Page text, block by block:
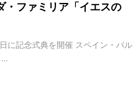
・ファミリア「イエスの
に記念式典を開催 スペイン・バル
…